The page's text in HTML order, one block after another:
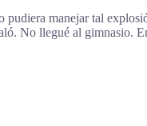
manejar tal
No llegué al gimnasio.